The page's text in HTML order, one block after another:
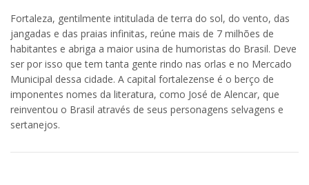
Fortaleza, gentilmente intitulada de terra do sol, do vento, das
jangadas e das praias infinitas, reúne mais de 7 milhões de
habitantes e abriga a maior usina de humoristas do Brasil. Deve
ser por isso que tem tanta gente rindo nas orlas e no Mercado
Municipal dessa cidade. A capital fortalezense é o berço de
imponentes nomes da literatura, como José de Alencar, que
reinventou o Brasil através de seus personagens selvagens e
sertanejos.